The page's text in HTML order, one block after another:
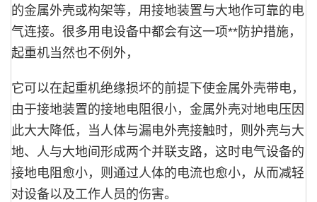
的金属外壳或构架等，用接地装置与大地作可靠的电
气连接。很多用电设备中都会有这一项**防护措施，
起重机当然也不例外，
它可以在起重机绝缘损坏的前提下使金属外壳带电，
由于接地装置的接地电阻很小，金属外壳对地电压因
此大大降低，当人体与漏电外壳接触时，则外壳与大
地、人与大地间形成两个并联支路，这时电气设备的
接地电阻愈小，则通过人体的电流也愈小，从而减轻
对设备以及工作人员的伤害。